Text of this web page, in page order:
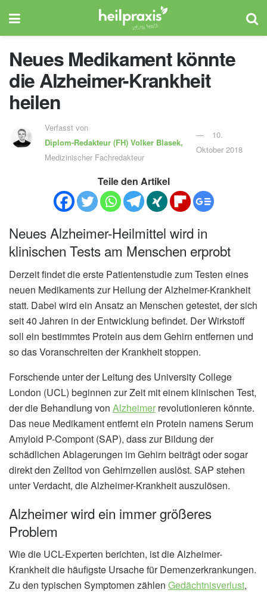
Neues Medikament könnte
die Alzheimer-Krankheit
heilen
Verfasst von
Diplom-Redakteur (FH) Volker Blasek,
Medizinischer Fachredakteur
10.
Oktober 2018
Teile den Artikel
Neues Alzheimer-Heilmittel wird in
klinischen Tests am Menschen erprobt
Derzeit findet die erste Patientenstudie zum Testen eines
neuen Medikaments zur Heilung der Alzheimer-Krankheit
statt. Dabei wird ein Ansatz an Menschen getestet, der sich
seit 40 Jahren in der Entwicklung befindet. Der Wirkstoff
soll ein bestimmtes Protein aus dem Gehirn entfernen und
so das Voranschreiten der Krankheit stoppen.
Forschende unter der Leitung des University College
London (UCL) beginnen zur Zeit mit einem klinischen Test,
der die Behandlung von Alzheimer revolutionieren könnte.
Das neue Medikament entfernt ein Protein namens Serum
Amyloid P-Compont (SAP), dass zur Bildung der
schädlichen Ablagerungen im Gehirn beiträgt oder sogar
direkt den Zelltod von Gehirnzellen auslöst. SAP stehen
unter Verdacht, die Alzheimer-Krankheit auszulösen.
Alzheimer wird ein immer größeres
Problem
Wie die UCL-Experten berichten, ist die Alzheimer-
Krankheit die häufigste Ursache für Demenzerkrankungen.
Zu den typischen Symptomen zählen Gedächtnisverlust,